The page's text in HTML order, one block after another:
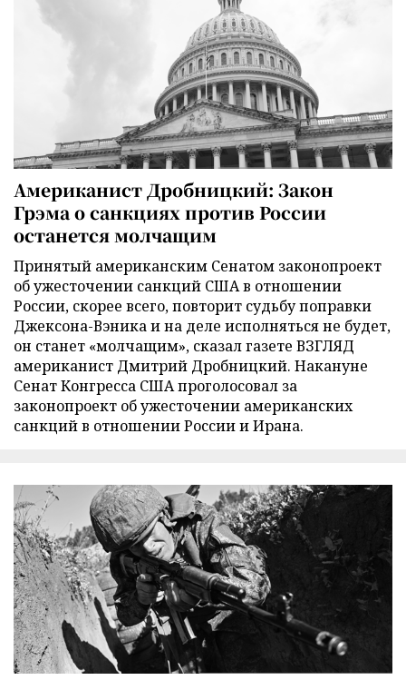
Американист Дробницкий: Закон
Грэма о санкциях против России
останется молчащим
Принятый американским Сенатом законопроект
об ужесточении санкций США в отношении
России, скорее всего, повторит судьбу поправки
Джексона-Вэника и на деле исполняться не будет,
он станет «молчащим», сказал газете ВЗГЛЯД
американист Дмитрий Дробницкий. Накануне
Сенат Конгресса США проголосовал за
законопроект об ужесточении американских
санкций в отношении России и Ирана.